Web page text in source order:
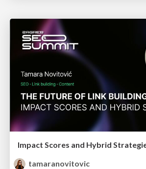
tamaranovitovic